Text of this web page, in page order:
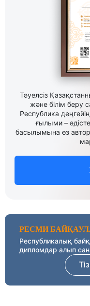
Тәуелсіз
және білім беру
Республика
ғылыми –
басылымына өз
РЕСМИ
Республикалық
дипломдар алып